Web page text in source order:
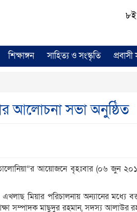
৮ই
শিক্ষাঙ্গন সাহিত্য ও সংস্কৃতি
আলোচনা সভা অনুষ্ঠিত
আয়োজনে বৃহঃবার (০৬ জুন
মিয়ার পরিচালনায় অন্যানের মধ্যে
সম্পাদক মাছুদুর রহমান, সদস্য আলাউর